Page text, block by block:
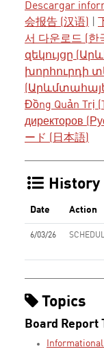
Descargar
会报告 (汉语)
서 다운로드 (한
զեկույցը
խորհուրդի
Đồng Quản Trị
директоров
ード (日本語)
History
Date Action
6/03/26
Topics
Board Report